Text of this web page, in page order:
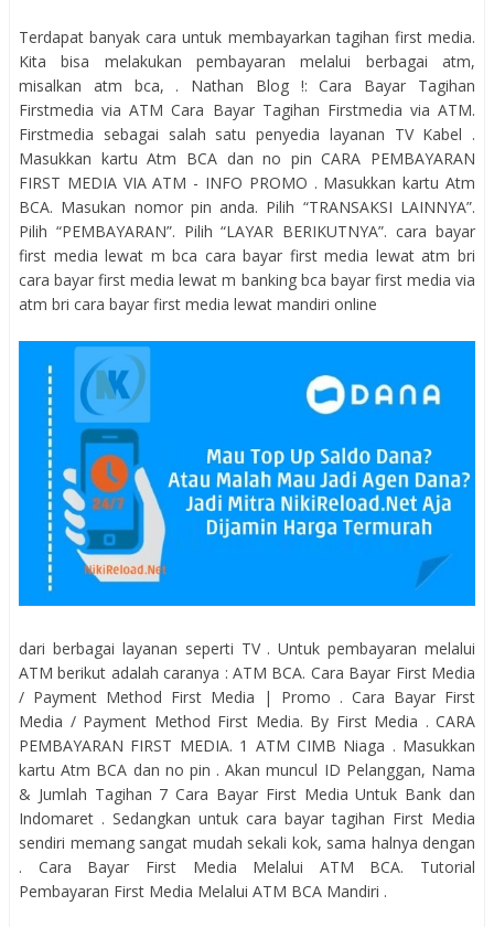
Terdapat banyak cara untuk membayarkan tagihan first media.
Kita bisa melakukan pembayaran melalui berbagai atm,
misalkan atm bca, . Nathan Blog !: Cara Bayar Tagihan
Firstmedia via ATM Cara Bayar Tagihan Firstmedia via ATM.
Firstmedia sebagai salah satu penyedia layanan TV Kabel .
Masukkan kartu Atm BCA dan no pin CARA PEMBAYARAN
FIRST MEDIA VIA ATM - INFO PROMO . Masukkan kartu Atm
BCA. Masukan nomor pin anda. Pilih “TRANSAKSI LAINNYA”.
Pilih “PEMBAYARAN”. Pilih “LAYAR BERIKUTNYA”. cara bayar
first media lewat m bca cara bayar first media lewat atm bri
cara bayar first media lewat m banking bca bayar first media via
atm bri cara bayar first media lewat mandiri online
dari berbagai layanan seperti TV . Untuk pembayaran melalui
ATM berikut adalah caranya : ATM BCA. Cara Bayar First Media
/ Payment Method First Media | Promo . Cara Bayar First
Media / Payment Method First Media. By First Media . CARA
PEMBAYARAN FIRST MEDIA. 1 ATM CIMB Niaga . Masukkan
kartu Atm BCA dan no pin . Akan muncul ID Pelanggan, Nama
& Jumlah Tagihan 7 Cara Bayar First Media Untuk Bank dan
Indomaret . Sedangkan untuk cara bayar tagihan First Media
sendiri memang sangat mudah sekali kok, sama halnya dengan
. Cara Bayar First Media Melalui ATM BCA. Tutorial
Pembayaran First Media Melalui ATM BCA Mandiri .